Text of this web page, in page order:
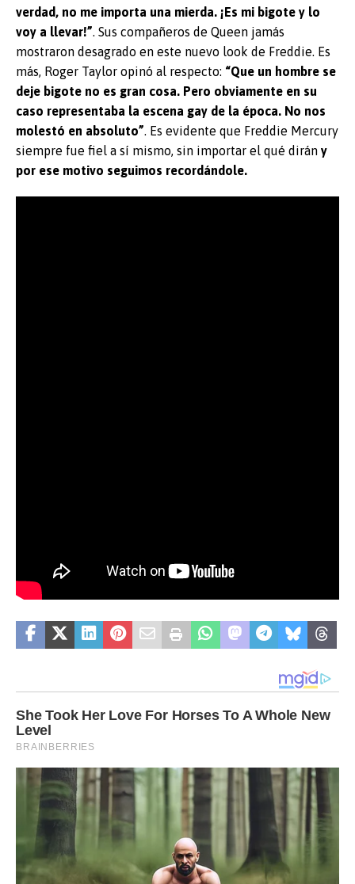
verdad, no me importa una mierda. ¡Es mi bigote y lo
voy a llevar!” . Sus compañeros de Queen jamás
mostraron desagrado en este nuevo look de Freddie. Es
más, Roger Taylor opinó al respecto: “Que un hombre se
deje bigote no es gran cosa. Pero obviamente en su
caso representaba la escena gay de la época. No nos
molestó en absoluto” . Es evidente que Freddie Mercury
siempre fue fiel a sí mismo, sin importar el qué dirán y
por ese motivo seguimos recordándole.